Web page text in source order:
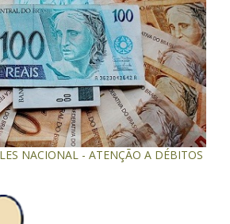
NACIONAL - ATENÇÃO A DÉBITOS